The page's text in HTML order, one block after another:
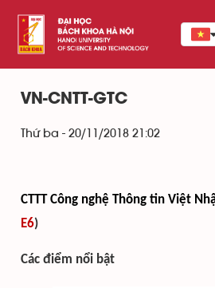
VN-CNTT-GTC
Thứ ba - 20/11/2018 21:02
CTTT Công nghệ Thông tin Việt
E6)
Các điểm nổi bật